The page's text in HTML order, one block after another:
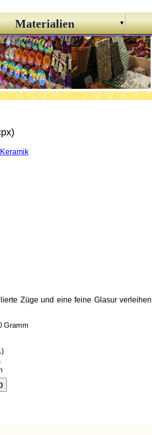
Materialien
Keramik
Züge und eine feine Glasur
Gramm